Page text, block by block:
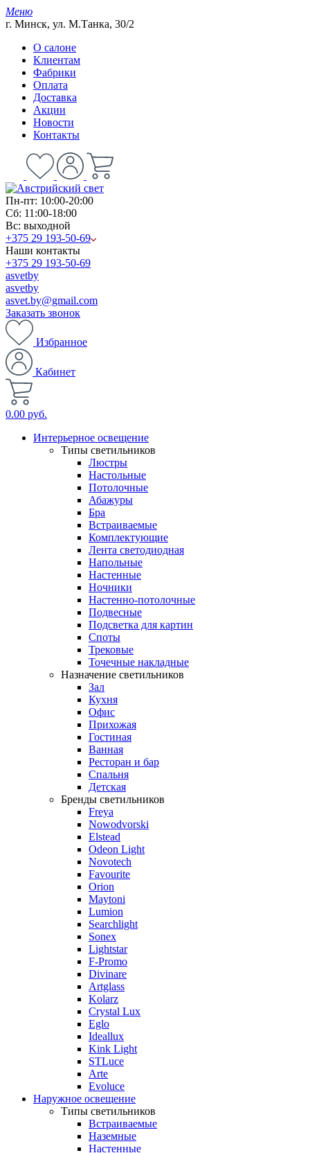
Меню
г. Минск, ул. М.Танка, 30/2
О салоне
Клиентам
Фабрики
Оплата
Доставка
Акции
Новости
Контакты
Пн-пт: 10:00-20:00
Сб: 11:00-18:00
Вс: выходной
+375 29 193-50-69
Наши контакты
+375 29 193-50-69
asvetby
asvetby
asvet.by@gmail.com
Заказать звонок
Избранное
Кабинет
0.00 руб.
Интерьерное освещение
Типы светильников
Люстры
Настольные
Потолочные
Абажуры
Бра
Встраиваемые
Комплектующие
Лента светодиодная
Напольные
Настенные
Ночники
Настенно-потолочные
Подвесные
Подсветка для картин
Споты
Трековые
Точечные накладные
Назначение светильников
Зал
Кухня
Офис
Прихожая
Гостиная
Ванная
Ресторан и бар
Спальня
Детская
Бренды светильников
Freya
Nowodvorski
Elstead
Odeon Light
Novotech
Favourite
Orion
Maytoni
Lumion
Searchlight
Sonex
Lightstar
F-Promo
Divinare
Artglass
Kolarz
Crystal Lux
Eglo
Ideallux
Kink Light
STLuce
Arte
Evoluce
Наружное освещение
Типы светильников
Встраиваемые
Наземные
Настенные